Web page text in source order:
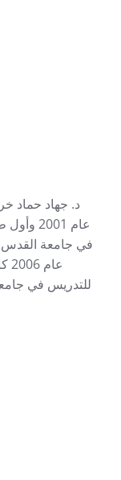
د. جهاد حماد
عام
في جامعة القدس
للتدريس في